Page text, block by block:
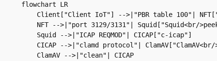
flowchart LR
Client["Client IoT"] -->|"PBR table 100"|
NFT -->|"port 3129/3131"| Squid["Squid<br/
    Squid -->|"ICAP REQMOD"| CICAP["c-icap"]
CICAP -->|"clamd protocol"| ClamAV["ClamAV<br/
    ClamAV -->|"clean"| CICAP